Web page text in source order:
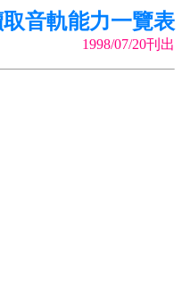
音軌能力一覽表
1998/07/20刊出